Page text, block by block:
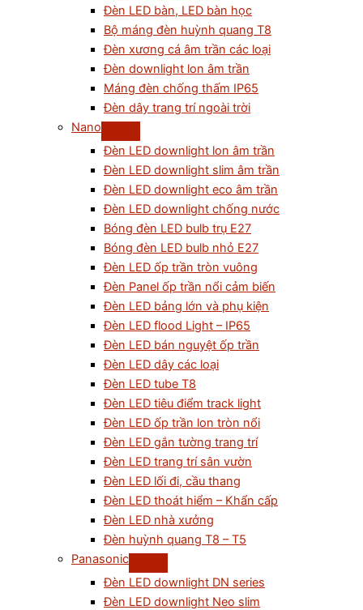
Đèn LED bàn, LED bàn học
Bộ máng đèn huỳnh quang T8
Đèn xương cá âm trần các loại
Đèn downlight lon âm trần
Máng đèn chống thấm IP65
Đèn dây trang trí ngoài trời
Nano
Đèn LED downlight lon âm trần
Đèn LED downlight slim âm trần
Đèn LED downlight eco âm trần
Đèn LED downlight chống nước
Bóng đèn LED bulb trụ E27
Bóng đèn LED bulb nhỏ E27
Đèn LED ốp trần tròn vuông
Đèn Panel ốp trần nổi cảm biến
Đèn LED bảng lớn và phụ kiện
Đèn LED flood Light – IP65
Đèn LED bán nguyệt ốp trần
Đèn LED dây các loại
Đèn LED tube T8
Đèn LED tiêu điểm track light
Đèn LED ốp trần lon tròn nổi
Đèn LED gắn tường trang trí
Đèn LED trang trí sân vườn
Đèn LED lối đi, cầu thang
Đèn LED thoát hiểm – Khẩn cấp
Đèn LED nhà xưởng
Đèn huỳnh quang T8 – T5
Panasonic
Đèn LED downlight DN series
Đèn LED downlight Neo slim